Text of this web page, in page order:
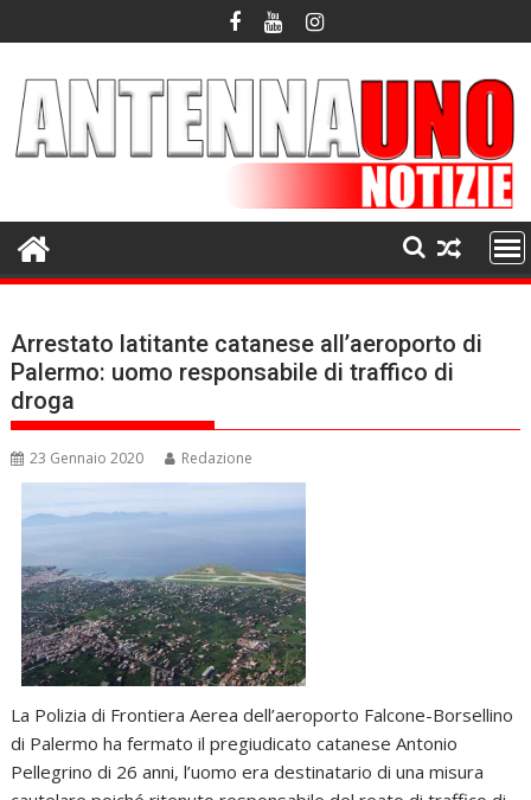
to
Arrestato latitante catanese all’aeroporto di
Palermo: uomo responsabile di traffico di
droga
23 Gennaio 2020 Redazione
La Polizia di Frontiera Aerea dell’aeroporto Falcone-Borsellino
di Palermo ha fermato il pregiudicato catanese Antonio
Pellegrino di 26 anni, l’uomo era destinatario di una misura